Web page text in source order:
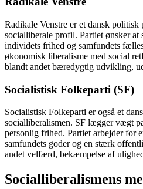
Radikale Venstre er et dansk politisk
socialliberale profil. Partiet ønsker at
individets frihed og samfundets
økonomisk liberalisme med social
blandt andet bæredygtig udvikling,
Socialistisk Folkeparti (SF)
Socialistisk Folkeparti er også et
socialliberalismen. SF lægger vægt
personlig frihed. Partiet arbejder for
samfundets goder og en stærk
andet velfærd, bekæmpelse af
Socialliberalismens